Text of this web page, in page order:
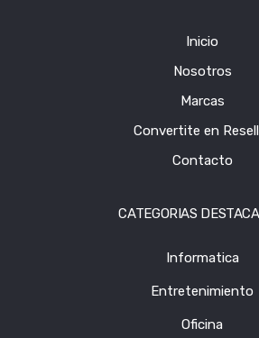
Inicio
Nosotros
Marcas
Convertite en
Contacto
CATEGORIAS
Informatica
Entretenimiento
Oficina